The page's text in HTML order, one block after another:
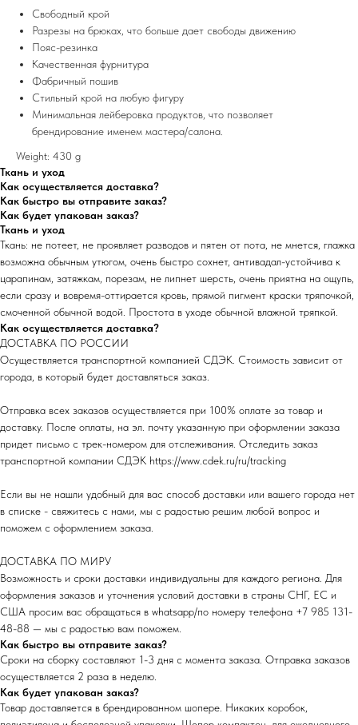
Свободный крой
Разрезы на брюках, что больше дает свободы движению
Пояс-резинка
Качественная фурнитура
Фабричный пошив
Стильный крой на любую фигуру
Минимальная лейберовка продуктов, что позволяет
брендирование именем мастера/салона.
Weight: 430 g
Ткань и уход
Как осуществляется доставка?
Как быстро вы отправите заказ?
Как будет упакован заказ?
Ткань и уход
Ткань: не потеет, не проявляет разводов и пятен от пота, не мнется, глажка
возможна обычным утюгом, очень быстро сохнет, антивадал-устойчива к
царапинам, затяжкам, порезам, не липнет шерсть, очень приятна на ощупь,
если сразу и вовремя-оттирается кровь, прямой пигмент краски тряпочкой,
смоченной обычной водой. Простота в уходе обычной влажной тряпкой.
Как осуществляется доставка?
ДОСТАВКА ПО РОССИИ
Осуществляется транспортной компанией СДЭК. Стоимость зависит от
города, в который будет доставляться заказ.
Отправка всех заказов осуществляется при 100% оплате за товар и
доставку. После оплаты, на эл. почту указанную при оформлении заказа
придет письмо с трек-номером для отслеживания. Отследить заказ
транспортной компании СДЭК https://www.cdek.ru/ru/tracking
Если вы не нашли удобный для вас способ доставки или вашего города нет
в списке - свяжитесь с нами, мы с радостью решим любой вопрос и
поможем с оформлением заказа.
ДОСТАВКА ПО МИРУ
Возможность и сроки доставки индивидуальны для каждого региона. Для
оформления заказов и уточнения условий доставки в страны СНГ, ЕС и
США просим вас обращаться в whatsapp/по номеру телефона +7 985 131-
48-88 — мы с радостью вам поможем.
Как быстро вы отправите заказ?
Сроки на сборку составляют 1-3 дня с момента заказа. Отправка заказов
осуществляется 2 раза в неделю.
Как будет упакован заказ?
Товар доставляется в брендированном шопере. Никаких коробок,